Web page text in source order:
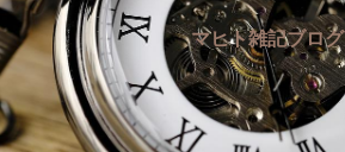
マヒト雑記ブログ